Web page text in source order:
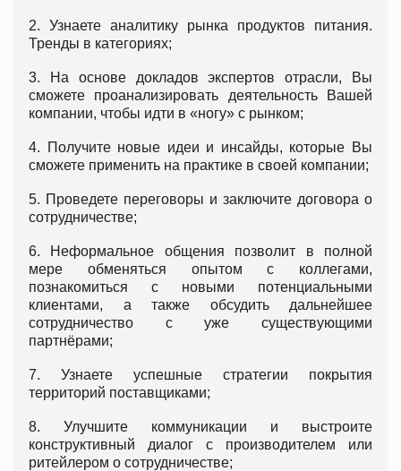
2. Узнаете аналитику рынка продуктов питания.
Тренды в категориях;
3. На основе докладов экспертов отрасли, Вы
сможете проанализировать деятельность Вашей
компании, чтобы идти в «ногу» с рынком;
4. Получите новые идеи и инсайды, которые Вы
сможете применить на практике в своей компании;
5. Проведете переговоры и заключите договора о
сотрудничестве;
6. Неформальное общения позволит в полной
мере обменяться опытом с коллегами,
познакомиться с новыми потенциальными
клиентами, а также обсудить дальнейшее
сотрудничество с уже существующими
партнёрами;
7. Узнаете успешные стратегии покрытия
территорий поставщиками;
8. Улучшите коммуникации и выстроите
конструктивный диалог с производителем или
ритейлером о сотрудничестве;